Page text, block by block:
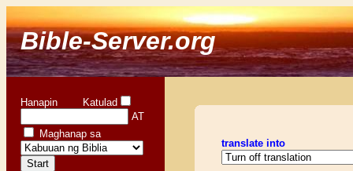
Bible-Server.org
Hanapin Katulad
AT
Maghanap sa
translate into